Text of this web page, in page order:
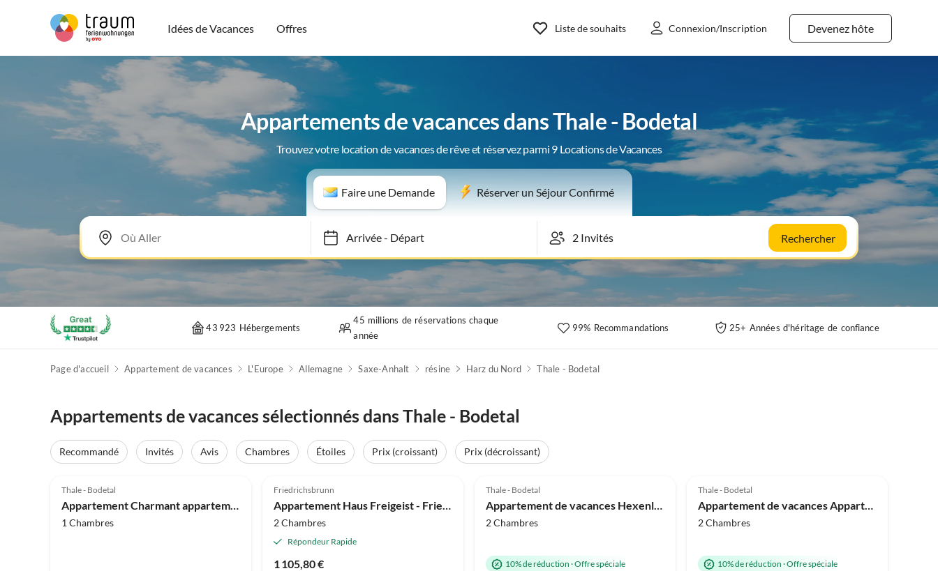
Idées de Vacances Offres Devenez hôte
Liste de souhaits Connexion/Inscription
Appartements de vacances dans Thale - Bodetal
Trouvez votre location de vacances de rêve et réservez parmi 9 Locations de Vacances
Faire une Demande Réserver un Séjour Confirmé
Arrivée-Départ Rechercher
43 923 Hébergements
45 millions de réservations chaque
année
99% Recommandations 25+ Années d'héritage de confiance
Page d'accueil Appartement de vacances L'Europe Allemagne Saxe-Anhalt résine Harz du Nord Thale - Bodetal
Appartements de vacances sélectionnés dans Thale - Bodetal
Recommandé Invités Avis Chambres Étoiles Prix (croissant)
Prix (décroissant)
Thale - Bodetal
Appartement Charmant appartement dans le Harz
1 Chambres
Friedrichsbrunn
Appartement Haus Freigeist - Friedrichssuite
2 Chambres
Répondeur Rapide
1 105,80 €
Thale - Bodetal
Appartement de vacances Hexenlandeplatz
2 Chambres
10% de réduction ·Offre spéciale
Thale - Bodetal
Appartement de vacances Appartement Spatzennest
2 Chambres
10% de réduction ·Offre spéciale